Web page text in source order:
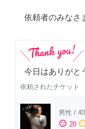
依頼者のみなさ
今日はありがと
依頼されたチケット
男性 /
sentiment_satisfied 20